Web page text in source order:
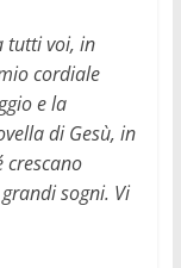
tutti voi, in
cordiale
e la
di Gesù, in
sogni. Vi